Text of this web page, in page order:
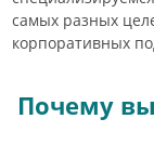
самых разных
корпоративных
Почему